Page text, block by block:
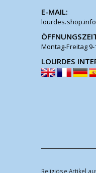
E-MAIL:
Montag-Freitag 9-
LOURDES
Religiöse Artikel